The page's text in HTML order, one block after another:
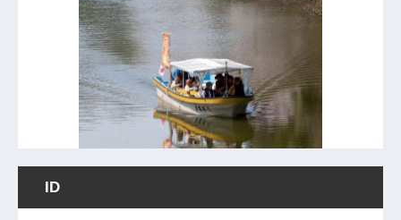
ID